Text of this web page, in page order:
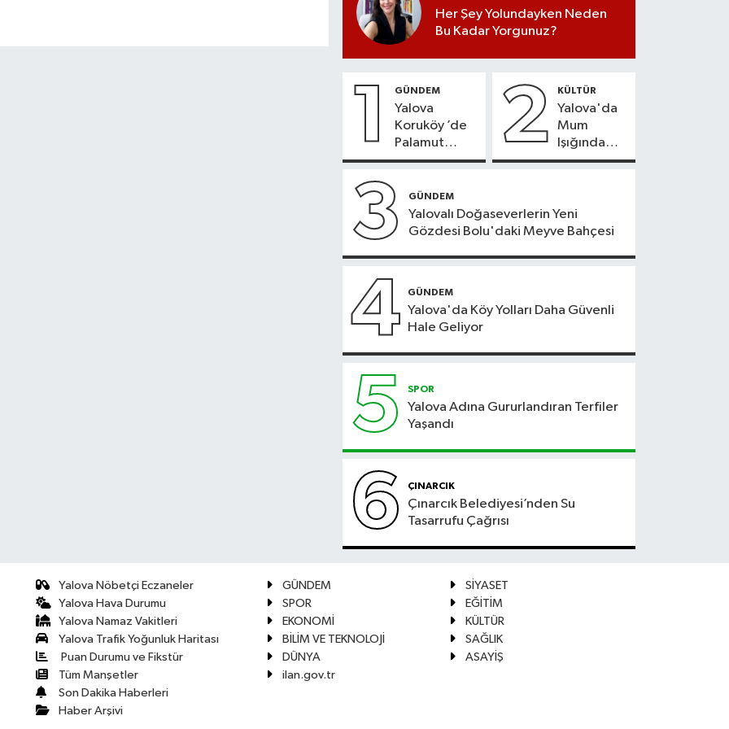
Her Şey Yolundayken Neden
Bu Kadar Yorgunuz?
1 GÜNDEM
Yalova
Koruköy ’de
Palamut
Sezonu
2 KÜLTÜR
Yalova'da
Mum
Işığında
Konser
3 GÜNDEM
Yalovalı Doğaseverlerin Yeni
Gözdesi Bolu'daki Meyve Bahçesi
4 GÜNDEM
Yalova'da Köy Yolları Daha Güvenli
Hale Geliyor
5 SPOR
Yalova Adına Gururlandıran Terfiler
Yaşandı
6 ÇINARCIK
Çınarcık Belediyesi’nden Su
Tasarrufu Çağrısı
Yalova Nöbetçi Eczaneler
Yalova Hava Durumu
Yalova Namaz Vakitleri
Yalova Trafik Yoğunluk Haritası
Puan Durumu ve Fikstür
Tüm Manşetler
Son Dakika Haberleri
Haber Arşivi
GÜNDEM
SİYASET
SPOR
EĞİTİM
EKONOMİ
KÜLTÜR
BİLİM VE TEKNOLOJİ
SAĞLIK
DÜNYA
ASAYİŞ
ilan.gov.tr